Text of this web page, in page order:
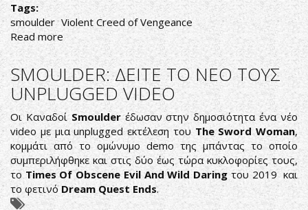
Tags:
smoulder Violent Creed of Vengeance
Read more about
SMOULDER
NEW
RECORD:
EPICUS
DOOMICUS
KANADICUS
SMOULDER: ΔΕΙΤΕ ΤΟ ΝΕΟ ΤΟΥΣ
UNPLUGGED VIDEO
Οι Καναδοί Smoulderέδωσαν στην δημοσιότητα ένα νέο
video με μια unplugged εκτέλεση του The Sword Woman,
κομμάτι από το ομώνυμο demo της μπάντας το οποίο
συμπεριλήφθηκε και στις δύο έως τώρα κυκλοφορίες τους,
τοTimes Of Obscene Evil And Wild Daringτου 2019 και
το φετινό Dream Quest Ends.